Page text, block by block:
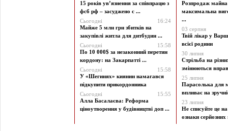
15 років ув’язнення за співпрацю з
фсб рф – засуджено с ...
Сьогодні
16:24
Майже 5 млн грн збитків на
закупівлі житла для дитбудин ...
Сьогодні
15:58
По 10 000$ за незаконний перетин
кордону: на Закарпатті ...
Сьогодні
15:58
У «Шегинях» киянин намагався
підкупити прикордонника
Сьогодні
15:55
Алла Басалаєва: Реформа
ціноутворення у будівництві доп ...
Розпродаж майна
максимальна
...
03 серпня
Твій лікар у
всієї родини
30 липня
Стрільба на
змінюються
25 липня
Парасолька для
впливає на
23 липня
Не списуйте це
ознаки